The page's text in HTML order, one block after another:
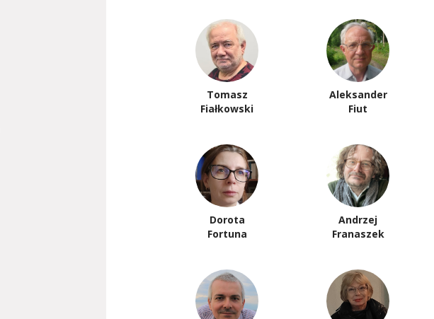
Tomasz
Fiałkowski
Aleksander
Fiut
Dorota
Fortuna
Andrzej
Franaszek